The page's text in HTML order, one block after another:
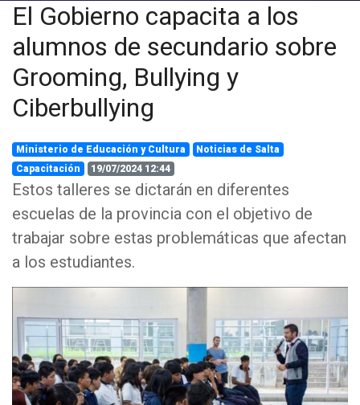
El Gobierno capacita a los
alumnos de secundario sobre
Grooming, Bullying y
Ciberbullying
Ministerio de Educación y Cultura
Noticias de Salta
Capacitación
19/07/2024 12:44
Estos talleres se dictarán en diferentes
escuelas de la provincia con el objetivo de
trabajar sobre estas problemáticas que afectan
a los estudiantes.